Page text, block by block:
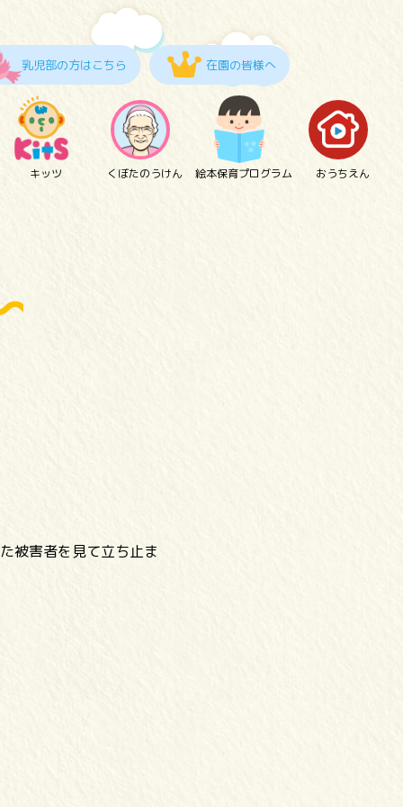
乳児部の方はこちら 在園の皆様へ
キッツ くぼたのうけん 絵本保育プログラム おうちえん
害者を見て立ち止ま